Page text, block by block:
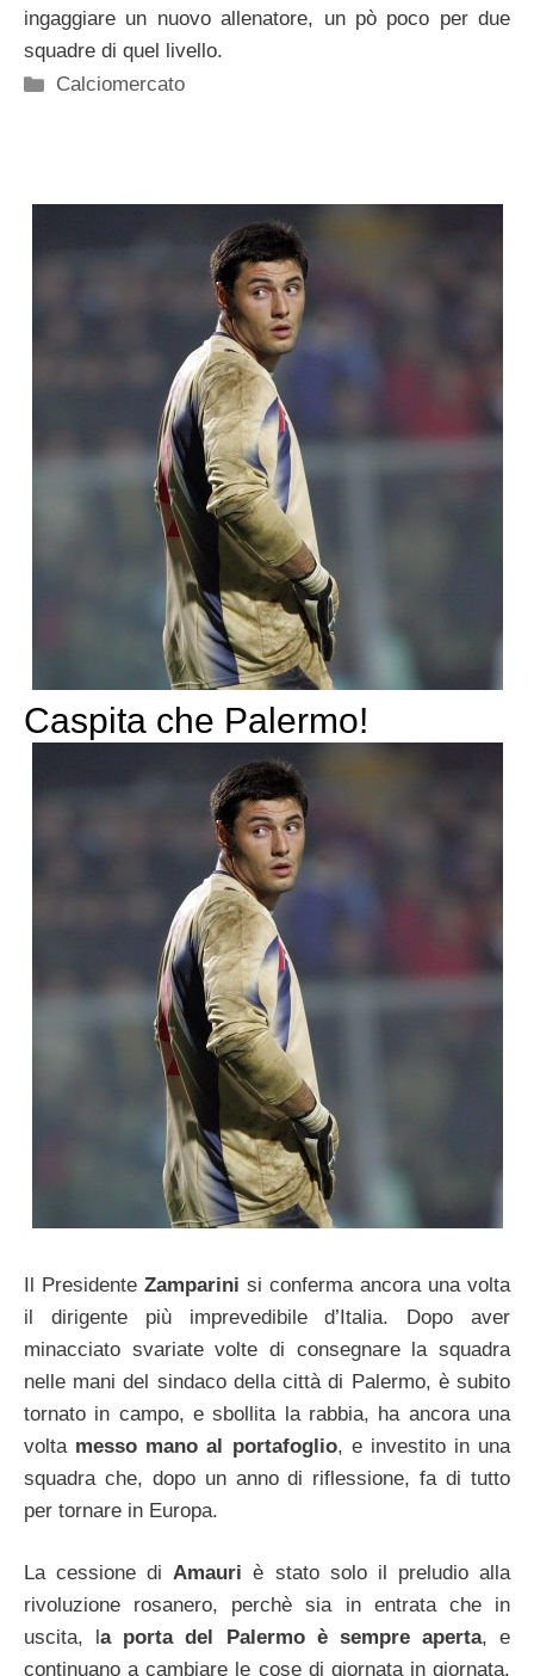
ingaggiare un nuovo allenatore, un pò poco per due
squadre di quel livello.
Categorie
Calciomercato
Caspita che Palermo!
Il Presidente Zamparini si conferma ancora una volta
il dirigente più imprevedibile d’Italia. Dopo aver
minacciato svariate volte di consegnare la squadra
nelle mani del sindaco della città di Palermo, è subito
tornato in campo, e sbollita la rabbia, ha ancora una
volta messo mano al portafoglio, e investito in una
squadra che, dopo un anno di riflessione, fa di tutto
per tornare in Europa.
La cessione diAmauriè stato solo il preludio alla
rivoluzione rosanero, perchè sia in entrata che in
uscita, la porta del Palermo è sempre aperta, e
continuano a cambiare le cose di giornata in giornata.